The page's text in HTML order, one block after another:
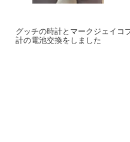
グッチの時計とマークジェイコ
計の電池交換をしました